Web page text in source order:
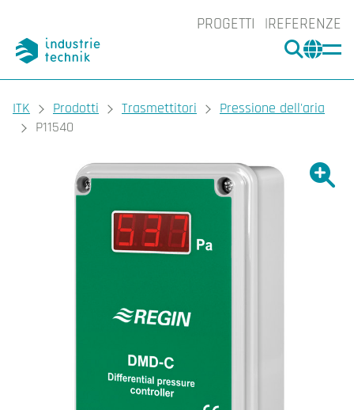
PROGETTI REFERENZE
CERCA
You are here:
ITK Prodotti Trasmettitori
Pressione dell'aria
P11540